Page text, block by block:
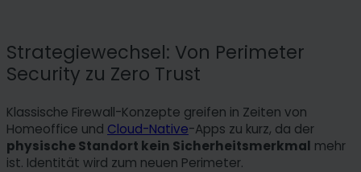
Strategiewechsel: Von Perimeter
Security zu Zero Trust
Klassische Firewall-Konzepte greifen in Zeiten von
Homeoffice und Cloud-Native-Apps zu kurz, da der
physische Standort kein Sicherheitsmerkmal mehr
ist. Identität wird zum neuen Perimeter.